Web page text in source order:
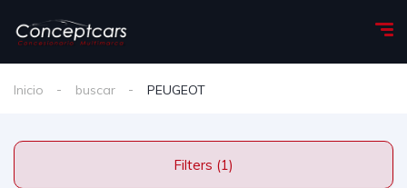
Inicio buscar PEUGEOT
Filters (1)